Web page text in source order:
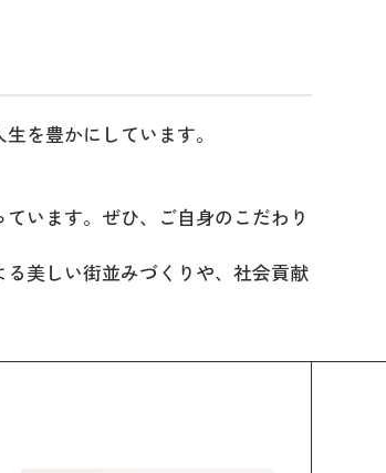
を豊かにしています。
います。ぜひ、ご自身のこだわり
美しい街並みづくりや、社会貢献